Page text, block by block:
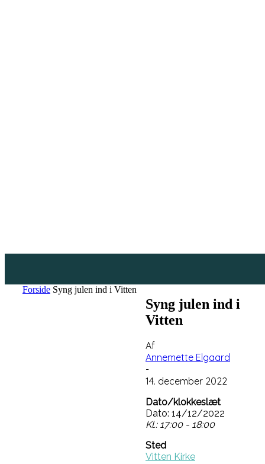
Forside Syng julen ind i Vitten
Syng julen ind i
Vitten
Af
Annemette Elgaard
-
14. december 2022
Dato/klokkeslæt
Dato: 14/12/2022
Kl.: 17:00 - 18:00
Sted
Vitten Kirke